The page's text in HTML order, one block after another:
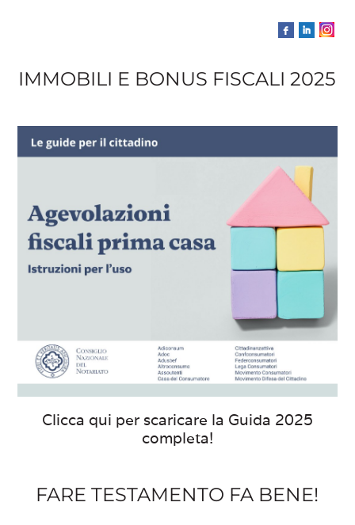
IMMOBILI E BONUS FISCALI 2025
Clicca qui per scaricare la Guida 2025
completa!
FARE TESTAMENTO FA BENE!